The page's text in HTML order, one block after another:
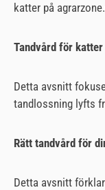
katter på
Tandvård för
Detta avsnitt
tandlossning lyfts
Rätt tandvård för
Detta avsnitt